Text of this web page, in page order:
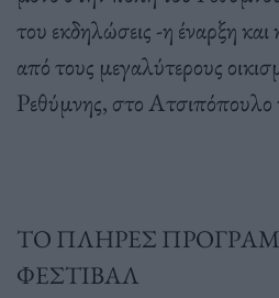
του εκδηλώσεις -η έναρξη και
από τους μεγαλύτερους
Ρεθύμνης, στο Ατσιπόπουλο
ΤΟ ΠΛΗΡΕΣ
ΦΕΣΤΙΒΑΛ